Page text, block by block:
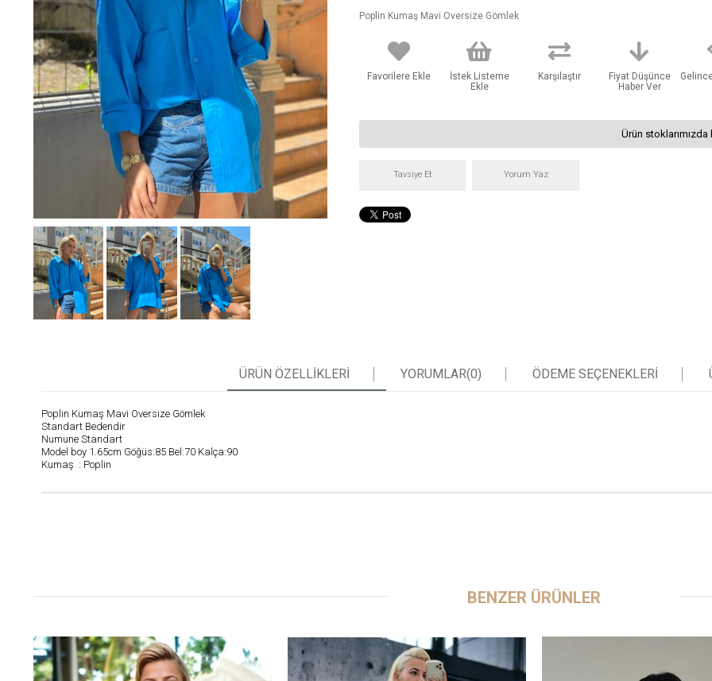
Poplin Kumaş Mavi Oversize Gömlek
Favorilere Ekle
İstek Listeme
Ekle
Karşılaştır
Fiyat Düşünce
Haber Ver
Ürün stoklarımızda
Tavsiye Et Yorum Yaz
ÜRÜN ÖZELLIKLERI YORUMLAR(0) ÖDEME SEÇENEKLERI
Poplin Kumaş Mavi Oversize Gömlek
Standart Bedendir
Numune Standart
Model boy 1.65cm Göğüs:85 Bel:70 Kalça:90
Kumaş : Poplin
BENZER ÜRÜNLER